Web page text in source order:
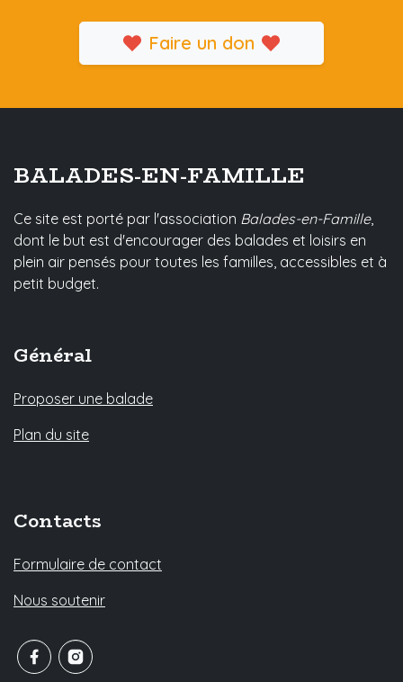
Faire un don
BALADES-EN-FAMILLE
Ce site est porté par l'association Balades-en-Famille,
dont le but est d'encourager des balades et loisirs en
plein air pensés pour toutes les familles, accessibles et à
petit budget.
Général
Proposer une balade
Plan du site
Contacts
Formulaire de contact
Nous soutenir